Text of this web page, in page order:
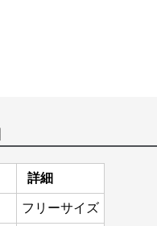
詳細
フリーサイズ